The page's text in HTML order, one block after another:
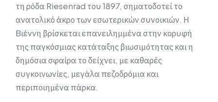
τη ρόδα Riesenrad του 1897, σηματοδοτεί το
ανατολικό άκρο των εσωτερικών συνοικιών. Η
Βιέννη βρίσκεται επανειλημμένα στην κορυφή
της παγκόσμιας κατάταξης βιωσιμότητας και η
δημόσια σφαίρα το δείχνει, με καθαρές
συγκοινωνίες, μεγάλα πεζοδρόμια και
περιποιημένα πάρκα.